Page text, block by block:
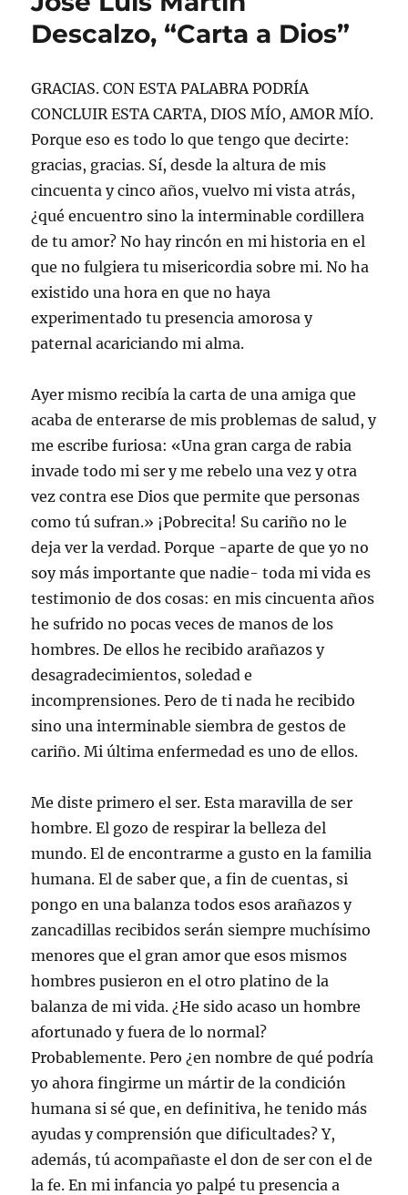
r
i
r
T
w
i
t
e
r
(
S
e
a
b
r
e
e
u
n
a
e
t
a
n
u
v
)
r
i
r
F
a
c
e
o
k
(
S
e
a
b
r
e
e
n
n
v
n
t
a
n
u
e
v
a
r
L
i
n
k
d
n
(
S
e
a
b
r
e
n
n
v
n
t
a
n
e
a
r
i
r
W
h
t
s
A
p
(
S
e
a
b
r
e
e
n
n
v
n
t
a
n
u
e
a
r
(
a
b
e
n
u
n
a
v
e
n
t
a
n
n
e
a
u
n
e
a
c
e
p
r
o
r
r
e
o
e
l
e
t
i
a
m
g
(
e
b
r
e
e
n
u
n
a
e
n
t
n
e
v
a
)
Descalzo, “Carta a Dios”
GRACIAS. CON ESTA PALABRA PODRÍA
CONCLUIR ESTA CARTA, DIOS MÍO, AMOR MÍO.
Porque eso es todo lo que tengo que decirte:
gracias, gracias. Sí, desde la altura de mis
cincuenta y cinco años, vuelvo mi vista atrás,
¿qué encuentro sino la interminable cordillera
de tu amor? No hay rincón en mi historia en el
que no fulgiera tu misericordia sobre mi. No ha
existido una hora en que no haya
experimentado tu presencia amorosa y
paternal acariciando mi alma.
Ayer mismo recibía la carta de una amiga que
acaba de enterarse de mis problemas de salud, y
me escribe furiosa: «Una gran carga de rabia
invade todo mi ser y me rebelo una vez y otra
vez contra ese Dios que permite que personas
como tú sufran.» ¡Pobrecita! Su cariño no le
deja ver la verdad. Porque -aparte de que yo no
soy más importante que nadie- toda mi vida es
testimonio de dos cosas: en mis cincuenta años
he sufrido no pocas veces de manos de los
hombres. De ellos he recibido arañazos y
desagradecimientos, soledad e
incomprensiones. Pero de ti nada he recibido
sino una interminable siembra de gestos de
cariño. Mi última enfermedad es uno de ellos.
Me diste primero el ser. Esta maravilla de ser
hombre. El gozo de respirar la belleza del
mundo. El de encontrarme a gusto en la familia
humana. El de saber que, a fin de cuentas, si
pongo en una balanza todos esos arañazos y
zancadillas recibidos serán siempre muchísimo
menores que el gran amor que esos mismos
hombres pusieron en el otro platino de la
balanza de mi vida. ¿He sido acaso un hombre
afortunado y fuera de lo normal?
Probablemente. Pero ¿en nombre de qué podría
yo ahora fingirme un mártir de la condición
humana si sé que, en definitiva, he tenido más
ayudas y comprensión que dificultades? Y,
además, tú acompañaste el don de ser con el de
la fe. En mi infancia yo palpé tu presencia a